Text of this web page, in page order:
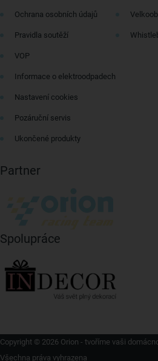
Ochrana osobních údajů
Pravidla soutěží
VOP
Informace o elektroodpadech
Nastavení cookies
Pozáruční servis
Ukončené produkty
Partner
Spolupráce
Copyright © 2026 Orion - tvoříme vaši
Všechna práva vyhrazena